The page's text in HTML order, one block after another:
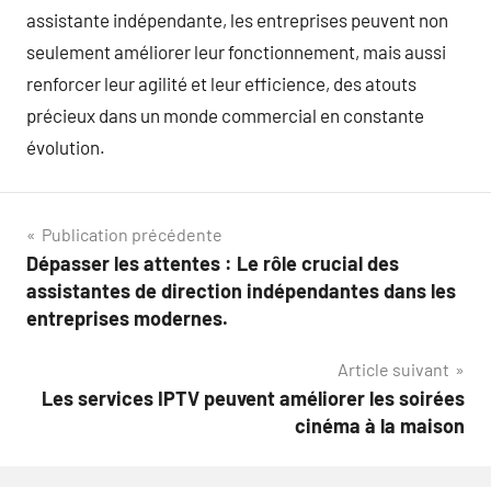
assistante indépendante, les entreprises peuvent non
seulement améliorer leur fonctionnement, mais aussi
renforcer leur agilité et leur efficience, des atouts
précieux dans un monde commercial en constante
évolution.
Navigation
de
l’article
Publication précédente
Dépasser les attentes : Le rôle crucial des
assistantes de direction indépendantes dans les
entreprises modernes.
Article suivant
Les services IPTV peuvent améliorer les soirées
cinéma à la maison